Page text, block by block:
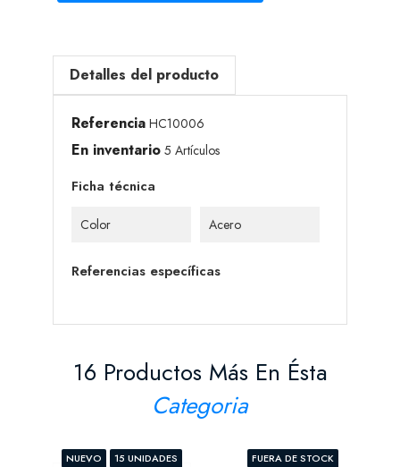
Detalles del producto
Referencia HC10006
En inventario 5 Artículos
Ficha técnica
Color Acero
Referencias específicas
16 Productos Más En Ésta
Categoria
NUEVO 15 UNIDADES FUERA DE STOCK